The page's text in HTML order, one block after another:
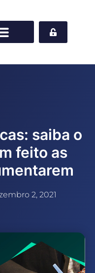
saiba o
feito as
2, 2021